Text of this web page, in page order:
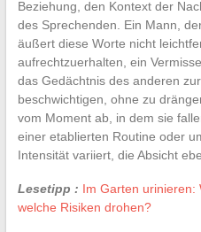
Beziehung, den Kontext der
des Sprechenden. Ein Mann,
äußert diese Worte nicht
aufrechtzuerhalten, ein
das Gedächtnis des anderen
beschwichtigen, ohne zu
vom Moment ab, in dem sie
einer etablierten Routine oder
Intensität variiert, die Absicht
Lesetipp : Im Garten urinieren:
welche Risiken drohen?